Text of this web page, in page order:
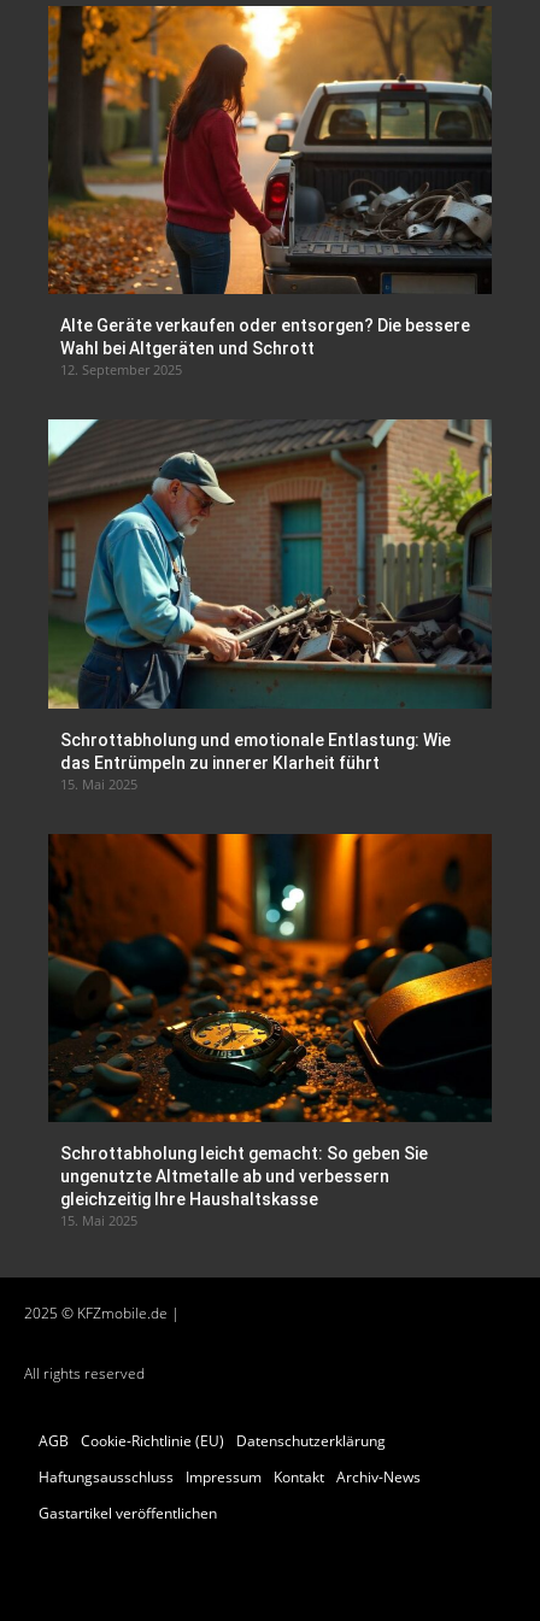
Alte Geräte verkaufen oder entsorgen? Die bessere
Wahl bei Altgeräten und Schrott
12. September 2025
Schrottabholung und emotionale Entlastung: Wie
das Entrümpeln zu innerer Klarheit führt
15. Mai 2025
Schrottabholung leicht gemacht: So geben Sie
ungenutzte Altmetalle ab und verbessern
gleichzeitig Ihre Haushaltskasse
15. Mai 2025
2025 © KFZmobile.de |
All rights reserved
AGB Cookie-Richtlinie (EU)
Datenschutzerklärung
Haftungsausschluss
Impressum Kontakt Archiv-News
Gastartikel veröffentlichen